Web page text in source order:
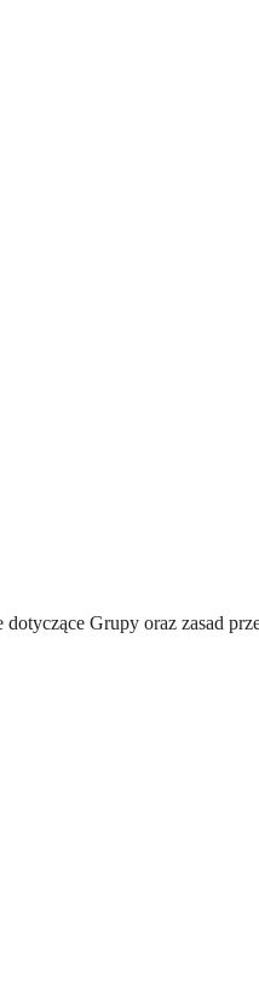
Grupy oraz zasad